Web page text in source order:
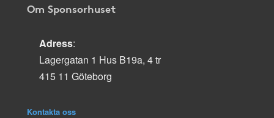
Om Sponsorhuset
Adress:
Lagergatan 1 Hus B19a, 4 tr
415 11 Göteborg
Kontakta oss